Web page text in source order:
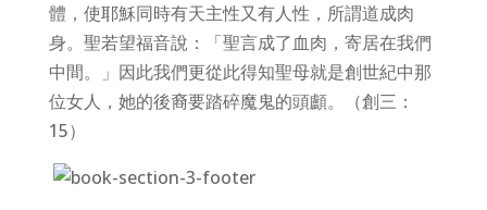
體，使耶穌同時有天主性又有人性，所謂道成肉
身。聖若望福音說：「聖言成了血肉，寄居在我們
中間。」因此我們更從此得知聖母就是創世紀中那
位女人，她的後裔要踏碎魔鬼的頭顱。（創三：
15）